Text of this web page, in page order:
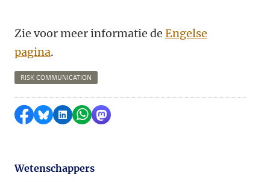
Zie voor meer informatie de Engelse
pagina.
RISK COMMUNICATION
Delen op Facebook
Delen via Bluesky
Delen op LinkedIn
Delen via WhatsApp
Delen via Mastodon
Wetenschappers